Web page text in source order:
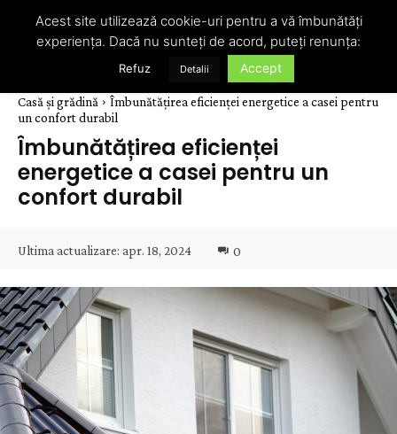
Casă și grădină
Îmbunătățirea eficienței energetice a casei pentru
un confort durabil
Îmbunătățirea eficienței
energetice a casei pentru un
confort durabil
Ultima actualizare: apr. 18, 2024 0
Acest site utilizează cookie-uri pentru a vă îmbunătăți
experiența. Dacă nu sunteți de acord, puteți renunța:
Refuz Detalii Accept